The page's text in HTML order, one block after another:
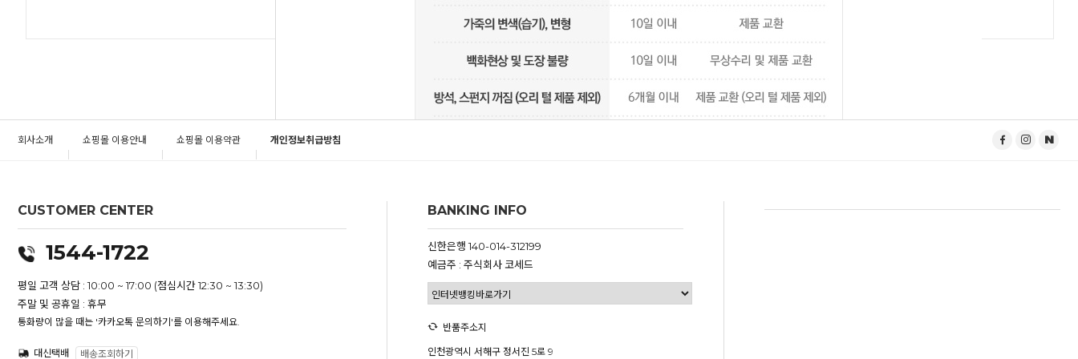
회사소개 쇼핑몰 이용안내 쇼핑몰 이용약관 개인정보취급방침
CUSTOMER CENTER
1544-1722
평일 고객 상담 : 10:00 ~ 17:00 (점심시간 12:30 ~ 13:30)
주말 및 공휴일 : 휴무
통화량이 많을 때는 '카카오톡 문의하기'를 이용해주세요.
대신택배 배송조회하기
BANKING INFO
신한은행 140-014-312199
예금주 : 주식회사 코세드
반품주소지
인천광역시 서해구 정서진 5로 9